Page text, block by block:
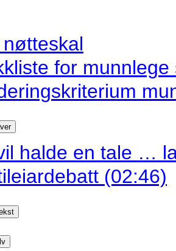
nøtteskal
for munnlege
halde en tale …
(02:46)